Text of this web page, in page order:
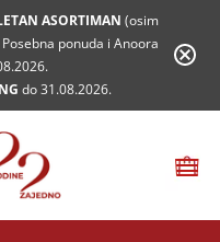
ASORTIMAN (osim
ponuda i Anoora
do 31.08.2026.